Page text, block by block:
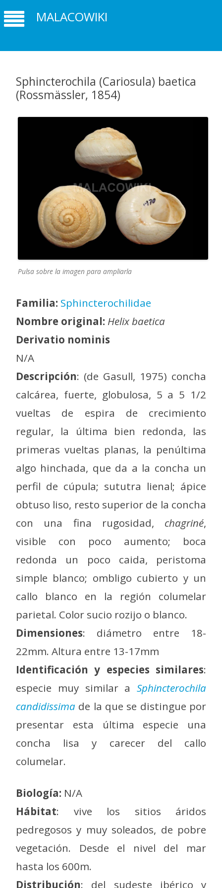
MALACOWIKI
Sphincterochila (Cariosula) baetica
(Rossmässler, 1854)
Pulsa sobre la imagen para ampliarla
Familia: Sphincterochilidae
Nombre original: Helix baetica
Derivatio nominis
N/A
Descripción: (de Gasull, 1975) concha
calcárea, fuerte, globulosa, 5 a 5 1/2
vueltas de espira de crecimiento
regular, la última bien redonda, las
primeras vueltas planas, la penúltima
algo hinchada, que da a la concha un
perfil de cúpula; sututra lienal; ápice
obtuso liso, resto superior de la concha
con una fina rugosidad, chagriné,
visible con poco aumento; boca
redonda un poco caida, peristoma
simple blanco; ombligo cubierto y un
callo blanco en la región columelar
parietal. Color sucio rozijo o blanco.
Dimensiones: diámetro entre 18-
22mm. Altura entre 13-17mm
Identificación y especies similares:
especie muy similar a Sphincterochila
candidissima de la que se distingue por
presentar esta última especie una
concha lisa y carecer del callo
columelar.
Biología: N/A
Hábitat: vive los sitios áridos
pedregosos y muy soleados, de pobre
vegetación. Desde el nivel del mar
hasta los 600m.
Distribución: del sudeste ibérico y